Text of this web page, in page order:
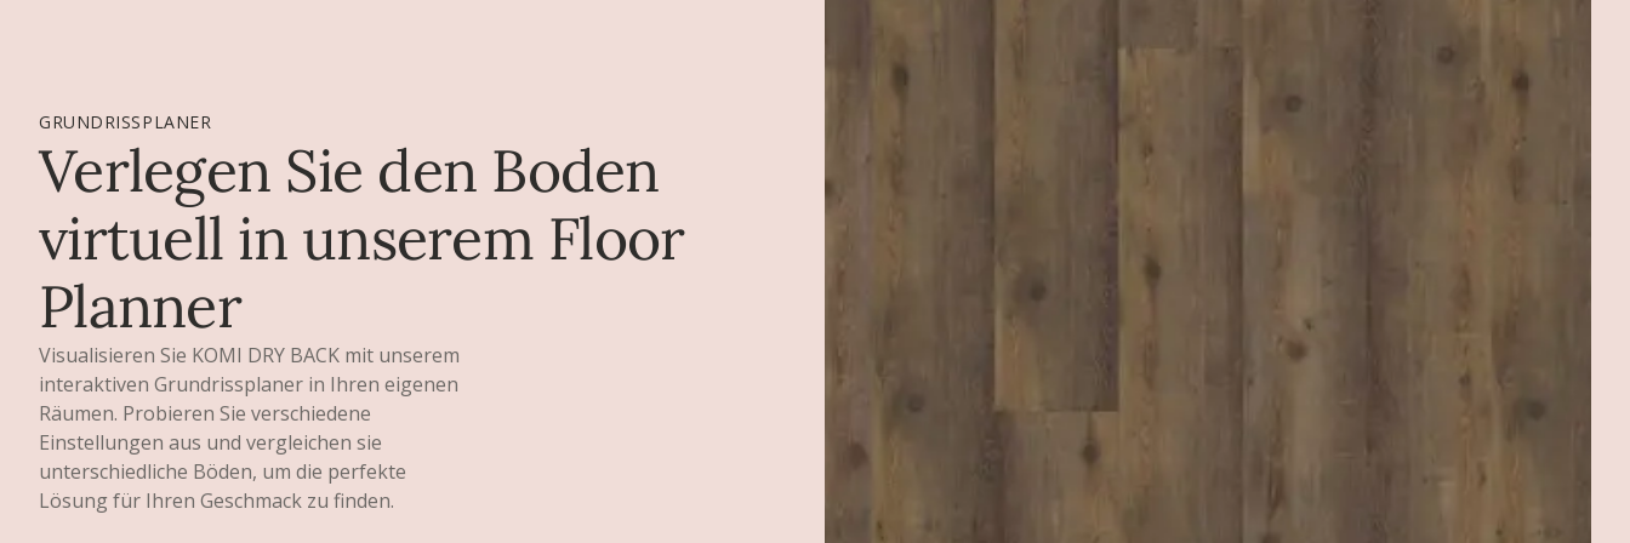
GRUNDRISSPLANER
Verlegen Sie den Boden
virtuell in unserem Floor
Planner
Visualisieren Sie KOMI DRY BACK mit unserem
interaktiven Grundrissplaner in Ihren eigenen
Räumen. Probieren Sie verschiedene
Einstellungen aus und vergleichen sie
unterschiedliche Böden, um die perfekte
Lösung für Ihren Geschmack zu finden.